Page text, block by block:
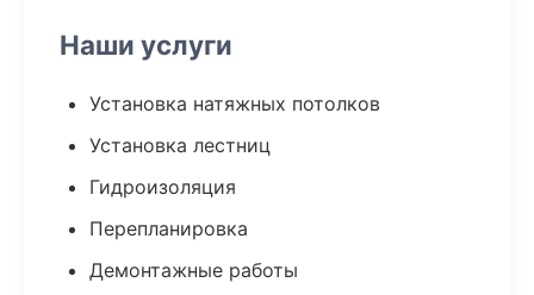
Наши услуги
Установка натяжных потолков
Установка лестниц
Гидроизоляция
Перепланировка
Демонтажные работы